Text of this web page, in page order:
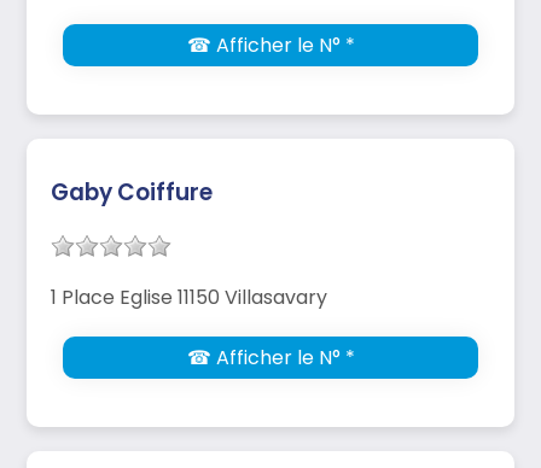
☎ Afficher le N° *
Gaby Coiffure
1 Place Eglise 11150 Villasavary
☎ Afficher le N° *